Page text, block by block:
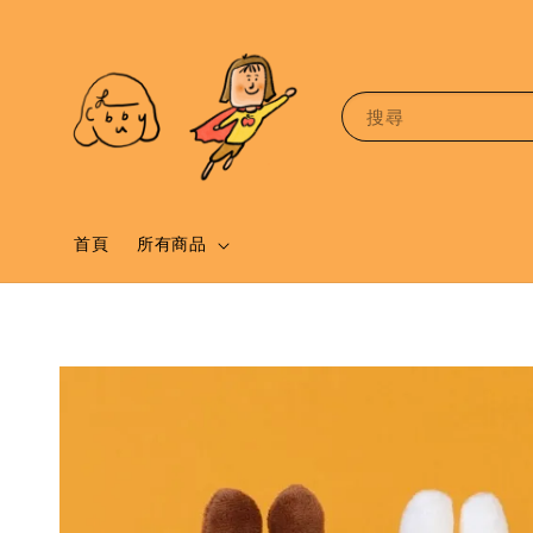
搜尋
首頁 所有商品